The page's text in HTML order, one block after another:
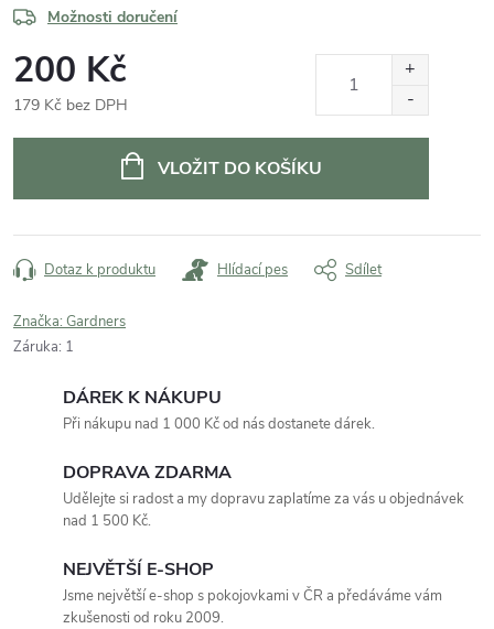
Možnosti doručení
200 Kč
179 Kč bez DPH
VLOŽIT DO KOŠÍKU
Dotaz k produktu Hlídací pes Sdílet
Značka: Gardners
Záruka: 1
DÁREK K NÁKUPU
Při nákupu nad 1 000 Kč od nás dostanete dárek.
DOPRAVA ZDARMA
Udělejte si radost a my dopravu zaplatíme za vás u objednávek
nad 1 500 Kč.
NEJVĚTŠÍ E-SHOP
Jsme největší e-shop s pokojovkami v ČR a předáváme vám
zkušenosti od roku 2009.